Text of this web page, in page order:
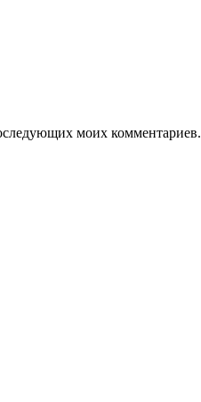
моих комментариев.